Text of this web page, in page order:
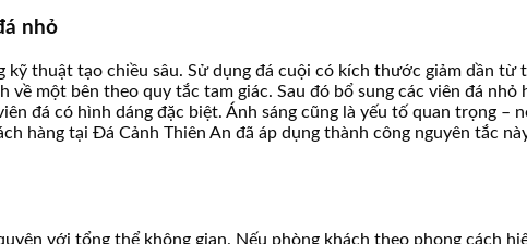
nhỏ
kỹ thuật tạo chiều sâu. Sử dụng đá cuội có kích thước giảm dần
một bên theo quy tắc tam giác. Sau đó bổ sung các viên đá
đá có hình dáng đặc biệt. Ánh sáng cũng là yếu tố quan trọng –
hàng tại Đá Cảnh Thiên An đã áp dụng thành công nguyên tắc
với tổng thể không gian. Nếu phòng khách theo phong cách